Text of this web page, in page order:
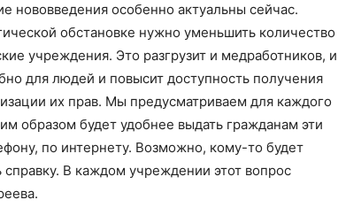
Веснік" Редакция "ДВ"
Наша гісторыя
нововведения особенно актуальны сейчас.
обстановке нужно уменьшить количество
учреждения. Это разгрузит и медработников, и
для людей и повысит доступность получения
их прав. Мы предусматриваем для каждого
образом будет удобнее выдать гражданам эти
по интернету. Возможно, кому-то будет
справку. В каждом учреждении этот вопрос